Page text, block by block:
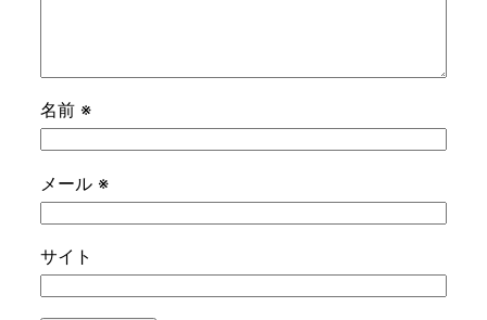
名前 ※
メール ※
サイト